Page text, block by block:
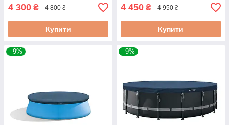
4 300 ₴ 4 800 ₴
Купити
4 450 ₴ 4 950 ₴
Купити
–9% –9%